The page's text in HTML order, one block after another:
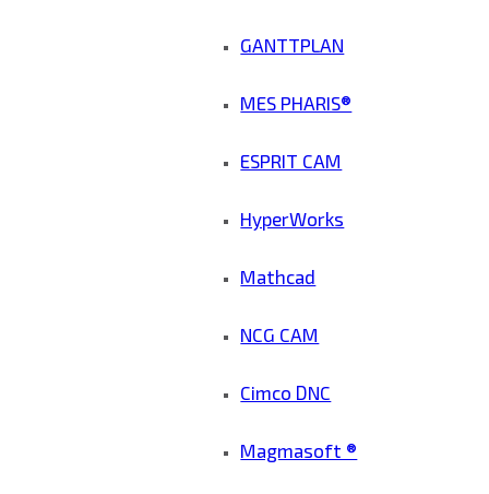
GANTTPLAN
MES PHARIS®
ESPRIT CAM
HyperWorks
Mathcad
NCG CAM
Cimco DNC
Magmasoft ®